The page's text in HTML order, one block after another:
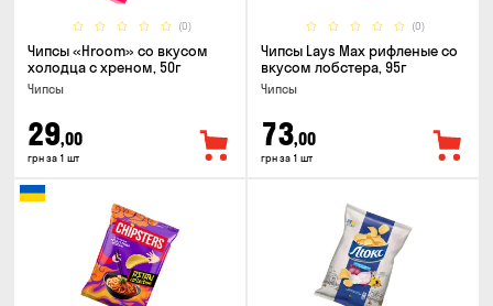
(0)
Чипсы «Hroom» со вкусом
холодца с хреном, 50г
Чипсы
29,00
грн за 1 шт
(0)
Чипсы Lays Max рифленые со
вкусом лобстера, 95г
Чипсы
73,00
грн за 1 шт